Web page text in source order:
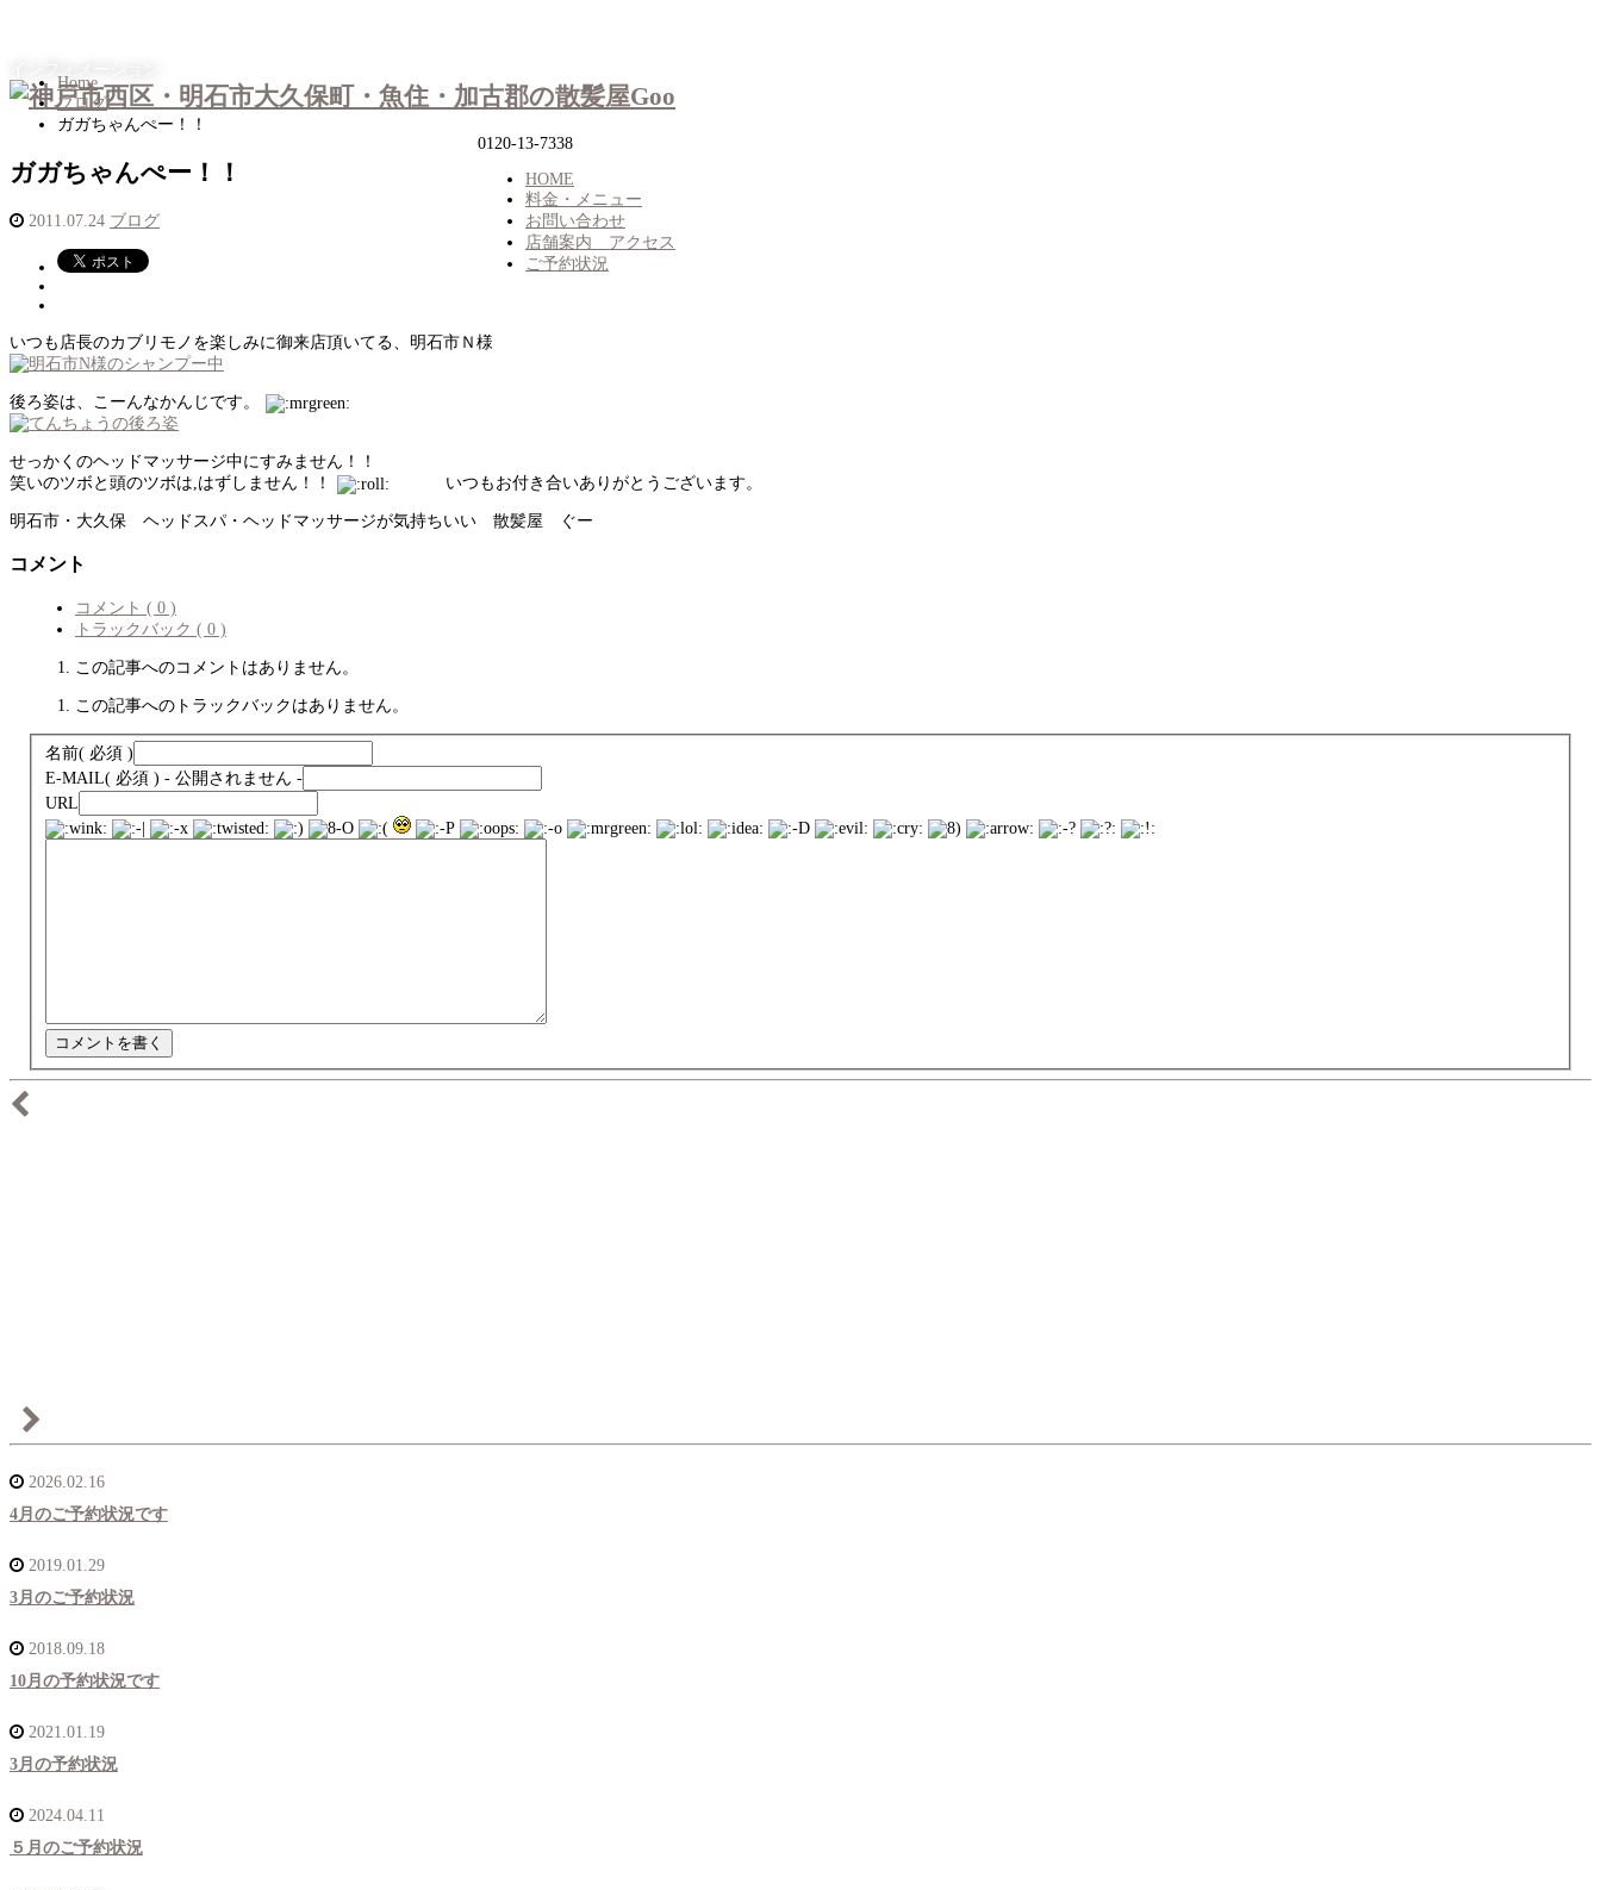
0120-13-7338
HOME
料金・メニュー
お問い合わせ
店舗案内 アクセス
ご予約状況
Home
ブログ
ガガちゃんぺー！！
ガガちゃんぺー！！
2011.07.24 ブログ
いつも店長のカブリモノを楽しみに御来店頂いてる、明石市Ｎ様
後ろ姿は、こーんなかんじです。
せっかくのヘッドマッサージ中にすみません！！
笑いのツボと頭のツボは,はずしません！！
いつもお付き合いありがとうございます。
明石市・大久保 ヘッドスパ・ヘッドマッサージが気持ちいい 散髪屋 ぐー
コメント
コメント ( 0 )
トラックバック ( 0 )
この記事へのコメントはありません。
この記事へのトラックバックはありません。
名前( 必須 )
E-MAIL( 必須 ) - 公開されません -
URL
2026.02.16
4月のご予約状況です
2019.01.29
3月のご予約状況
2018.09.18
10月の予約状況です
2021.01.19
3月の予約状況
2024.04.11
５月のご予約状況